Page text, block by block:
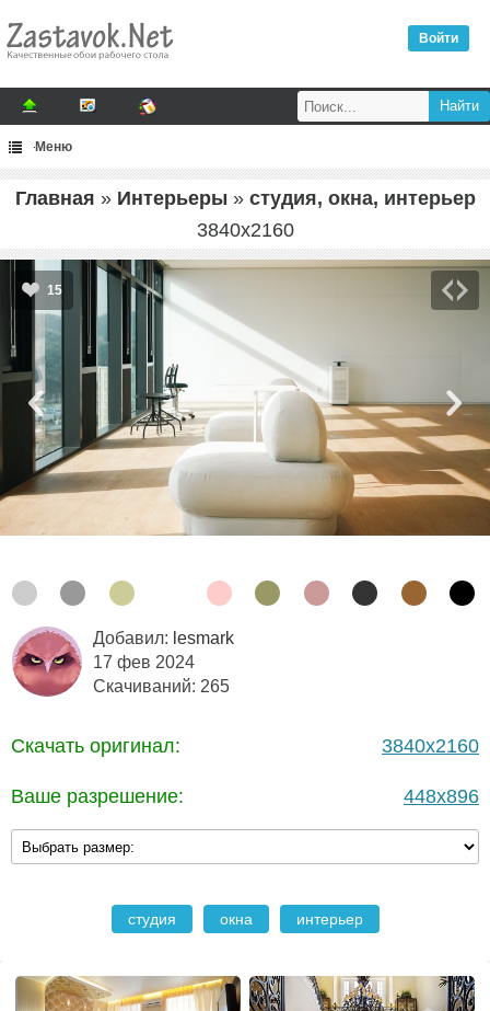
Войти
Меню
Главная » Интерьеры » студия, окна, интерьер
3840x2160
15
Добавил: lesmark
17 фев 2024
Скачиваний: 265
Скачать оригинал: 3840x2160
Ваше разрешение: 448x896
студия окна интерьер